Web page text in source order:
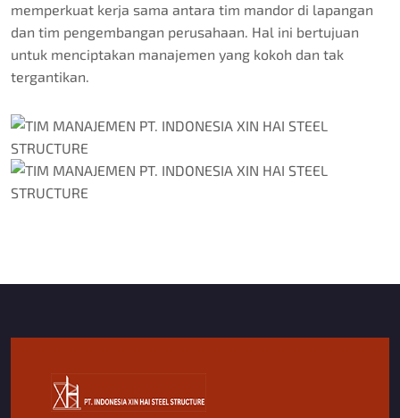
memperkuat kerja sama antara tim mandor di lapangan
dan tim pengembangan perusahaan. Hal ini bertujuan
untuk menciptakan manajemen yang kokoh dan tak
tergantikan.